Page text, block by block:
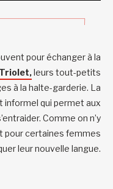
pour échanger à la
leurs tout-petits
à la halte-garderie. La
informel qui permet aux
Comme on n’y
pour certaines femmes
leur nouvelle langue.